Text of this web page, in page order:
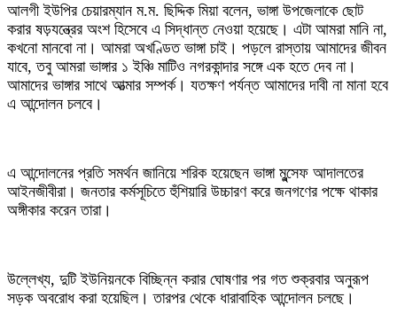
আলগী ইউপির চেয়ারম্যান ম.ম. ছিদ্দিক মিয়া বলেন, ভাঙ্গা উপজেলাকে ছোট
করার ষড়যন্ত্রের অংশ হিসেবে এ সিদ্ধান্ত নেওয়া হয়েছে। এটা আমরা মানি না,
কখনো মানবো না। আমরা অখণ্ডিত ভাঙ্গা চাই। পড়লে রাস্তায় আমাদের জীবন
যাবে, তবু আমরা ভাঙ্গার ১ ইঞ্চি মাটিও নগরকান্দার সঙ্গে এক হতে দেব না।
আমাদের ভাঙ্গার সাথে আত্মার সম্পর্ক। যতক্ষণ পর্যন্ত আমাদের দাবী না মানা হবে
এ আন্দোলন চলবে।
এ আন্দোলনের প্রতি সমর্থন জানিয়ে শরিক হয়েছেন ভাঙ্গা মুন্সেফ আদালতের
আইনজীবীরা। জনতার কর্মসূচিতে হুঁশিয়ারি উচ্চারণ করে জনগণের পক্ষে থাকার
অঙ্গীকার করেন তারা।
উল্লেখ্য, দুটি ইউনিয়নকে বিচ্ছিন্ন করার ঘোষণার পর গত শুক্রবার অনুরূপ
সড়ক অবরোধ করা হয়েছিল। তারপর থেকে ধারাবাহিক আন্দোলন চলছে।